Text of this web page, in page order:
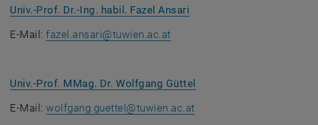
Univ.-Prof. Dr.-Ing. habil. Fazel Ansari
E-Mail:fazel.ansari@tuwien.ac.at
Univ.-Prof. MMag. Dr. Wolfgang Güttel
E-Mail:wolfgang.guettel @tuwien.ac.at